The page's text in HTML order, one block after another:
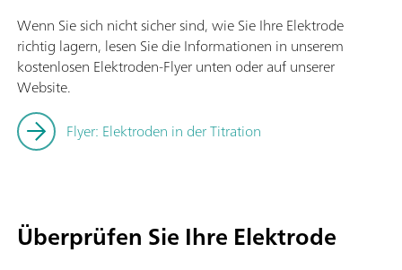
Wenn Sie sich nicht sicher sind, wie Sie Ihre Elektrode
richtig lagern, lesen Sie die Informationen in unserem
kostenlosen Elektroden-Flyer unten oder auf unserer
Website.
Flyer: Elektroden in der Titration
Überprüfen Sie Ihre Elektrode